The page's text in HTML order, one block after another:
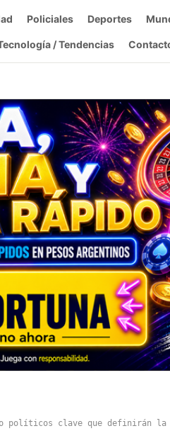
Policiales Deportes
/ Tendencias
políticos clave que definirán la